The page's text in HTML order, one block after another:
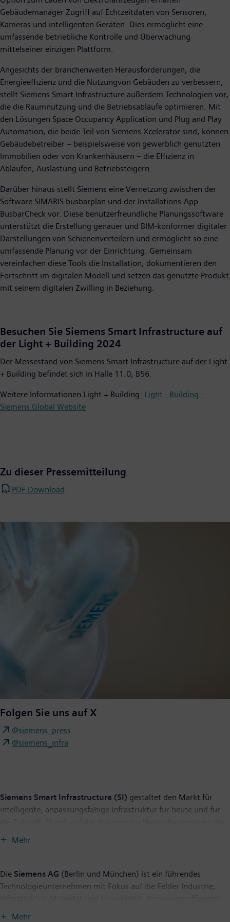
Gebäudemanager Zugriff auf Echtzeitdaten von Sensoren,
Kameras und intelligenten Geräten. Dies ermöglicht eine
umfassende betriebliche Kontrolle und Überwachung
mittelseiner einzigen Plattform.
Angesichts der branchenweiten Herausforderungen, die
Energieeffizienz und die Nutzungvon Gebäuden zu verbessern,
stellt Siemens Smart Infrastructure außerdem Technologien vor,
die die Raumnutzung und die Betriebsabläufe optimieren. Mit
den Lösungen Space Occupancy Application und Plug and Play
Automation, die beide Teil von Siemens Xcelerator sind, können
Gebäudebetreiber – beispielsweise von gewerblich genutzten
Immobilien oder von Krankenhäusern – die Effizienz in
Abläufen, Auslastung und Betriebsteigern.
Darüber hinaus stellt Siemens eine Vernetzung zwischen der
Software SIMARIS busbarplan und der Installations-App
BusbarCheck vor. Diese benutzerfreundliche Planungssoftware
unterstützt die Erstellung genauer und BIM-konformer digitaler
Darstellungen von Schienenverteilern und ermöglicht so eine
umfassende Planung vor der Einrichtung. Gemeinsam
vereinfachen diese Tools die Installation, dokumentieren den
Fortschritt im digitalen Modell und setzen das genutzte Produkt
mit seinem digitalen Zwilling in Beziehung.
Besuchen Sie Siemens Smart Infrastructure auf
der Light + Building 2024
Der Messestand von Siemens Smart Infrastructure auf der Light
+ Building befindet sich in Halle 11.0, B56.
Weitere Informationen Light + Building: Light - Building -
Siemens Global Website
Zu dieser Pressemitteilung
PDF Download
Folgen Sie uns auf X
@siemens_press
@siemens_infra
Siemens Smart Infrastructure (SI) gestaltet den Markt für
intelligente, anpassungsfähige Infrastruktur für heute und für
Urbanisierung und des Klimawandels durch die Verbindung von
durchgängiges Portfolio aus einer Hand mit Produkten,
Systemen, Lösungen und Services vom Punkt der Erzeugung bis
Mehr
Die Siemens AG (Berlin und München) ist ein führendes
Technologieunternehmen mit Fokus auf die Felder Industrie,
Fabriken, widerstandsfähige Lieferketten, intelligente Gebäude
Mehr